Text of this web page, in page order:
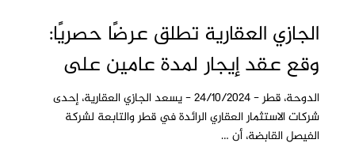
الجازي العقارية تطلق عرضًا حصريًا:
وقع عقد إيجار لمدة عامين على
شقق فاخرة واستمتع بثلاثة أشهر
مجانية
الدوحة، قطر - 24/10/2024 - يسعد الجازي العقارية، إحدى
شركات الاستثمار العقاري الرائدة في قطر والتابعة لشركة
الفيصل القابضة، أن …